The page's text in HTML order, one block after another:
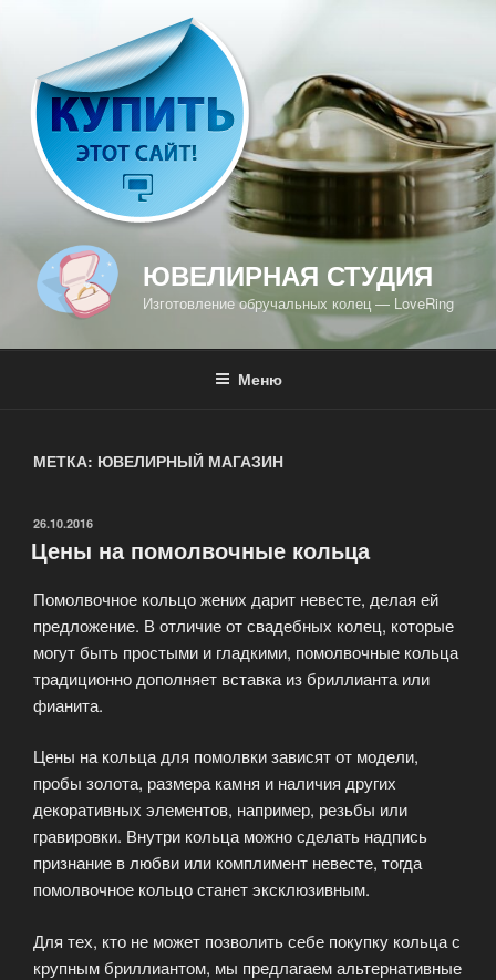
содержимому
ЮВЕЛИРНАЯ СТУДИЯ
Изготовление обручальных колец — LoveRing
Меню
МЕТКА: ЮВЕЛИРНЫЙ МАГАЗИН
ОПУБЛИКОВАНО
26.10.2016
Цены на помолвочные кольца
Помолвочное кольцо жених дарит невесте, делая ей
предложение. В отличие от свадебных колец, которые
могут быть простыми и гладкими, помолвочные кольца
традиционно дополняет вставка из бриллианта или
фианита.
Цены на кольца для помолвки зависят от модели,
пробы золота, размера камня и наличия других
декоративных элементов, например, резьбы или
гравировки. Внутри кольца можно сделать надпись
признание в любви или комплимент невесте, тогда
помолвочное кольцо станет эксклюзивным.
Для тех, кто не может позволить себе покупку кольца с
крупным бриллиантом, мы предлагаем альтернативные